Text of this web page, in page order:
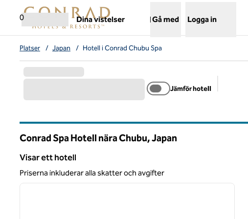
Gå vidare till innehållet
0
Dina vistelser
,öppnar ny flik
Gå med Logga in
Platser / Japan / Hotell i Conrad Chubu Spa
Jämför hotell
Conrad Spa Hotell nära Chubu, Japan
Visar ett hotell
Visar ett hotell
Priserna inkluderar alla skatter och avgifter
1 av 11
nästa bild